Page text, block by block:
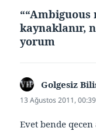
““Ambiguous
kaynaklanır,
yorum
Golgesiz
13 Ağustos 2011, 00:39
Evet bende